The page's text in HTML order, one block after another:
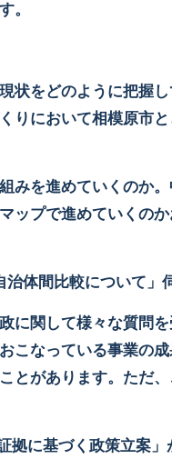
。
状をどのように把握
りにおいて相模原市
みを進めていくのか
ップで進めていくの
体間比較について」
に関して様々な質問
こなっている事業の
とがあります。ただ
拠に基づく政策立案」